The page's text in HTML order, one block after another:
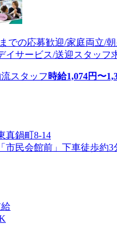
での応募歓迎/家庭両立/
イサービス/送迎スタッフ
スタッフ 時給1,074円〜
真鍋町8-14
市民会館前」下車徒歩約3